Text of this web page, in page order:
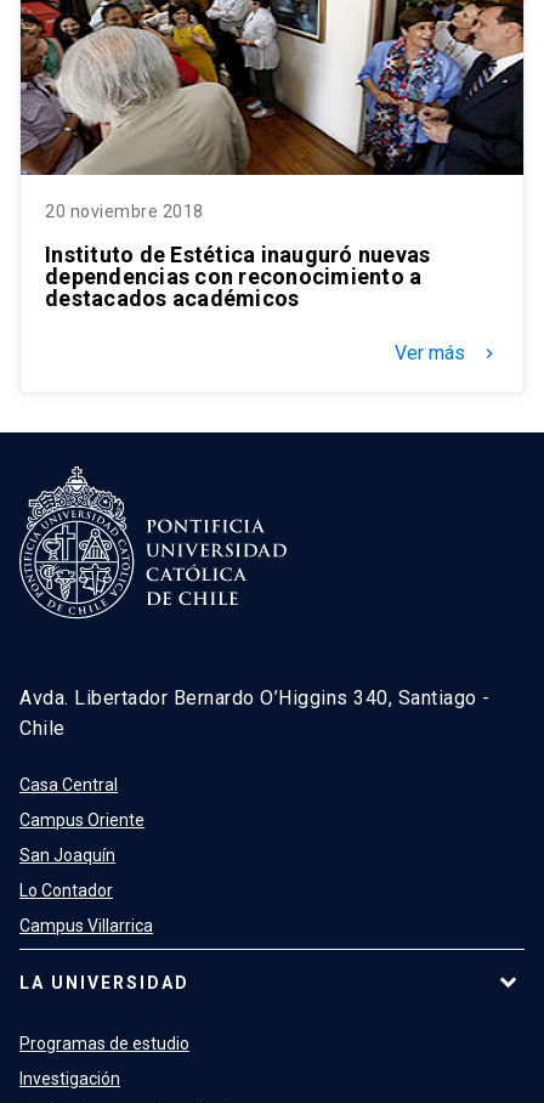
20 noviembre 2018
Instituto de Estética inauguró nuevas
dependencias con reconocimiento a
destacados académicos
Ver más keyboard_arrow_right
Avda. Libertador Bernardo O’Higgins 340, Santiago -
Chile
Casa Central
Campus Oriente
San Joaquín
Lo Contador
Campus Villarrica
LA UNIVERSIDAD
Programas de estudio
Investigación